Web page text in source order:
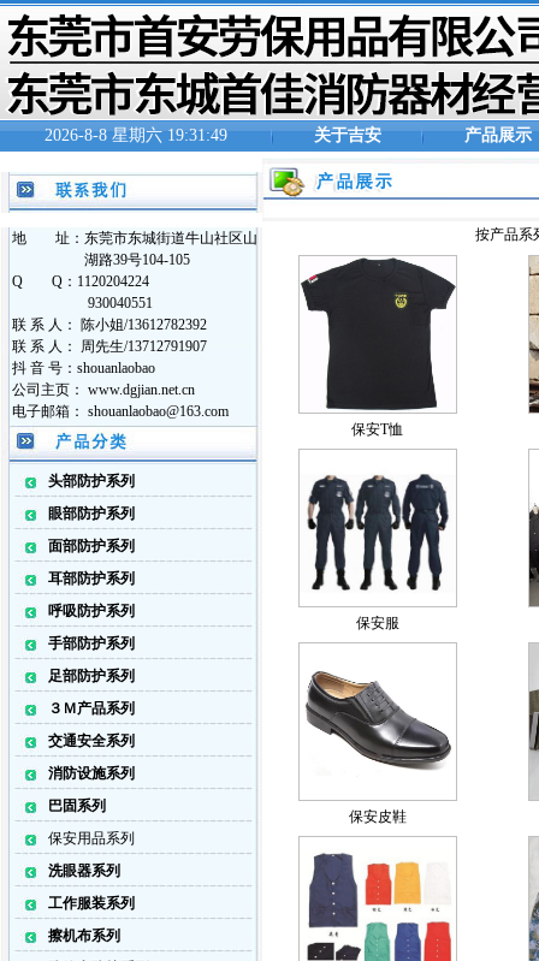
2026-8-8 星期六 19:31:49 关于吉安 产品展示
地 址：东莞市东城街道牛山社区山
湖路39号104-105
Q Q：1120204224
930040551
联 系 人： 陈小姐/13612782392
联 系 人： 周先生/13712791907
抖 音 号：shouanlaobao
公司主页： www.dgjian.net.cn
电子邮箱： shouanlaobao@163.com
头部防护系列
眼部防护系列
面部防护系列
耳部防护系列
呼吸防护系列
手部防护系列
足部防护系列
３Ｍ产品系列
交通安全系列
消防设施系列
巴固系列
保安用品系列
洗眼器系列
工作服装系列
擦机布系列
按产品系
保安T恤
保安服
保安皮鞋